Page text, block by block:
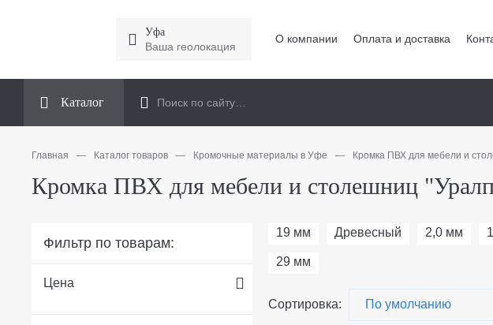
Уфа
Ваша геолокация
О компании Оплата и доставка
Каталог
Главная — Каталог товаров — Кромочные материалы в Уфе — Кромка ПВХ для мебели и
Кромка ПВХ для мебели и столешниц
Фильтр по товарам:
Цена
19 мм Древесный 2,0 мм
29 мм
Сортировка: